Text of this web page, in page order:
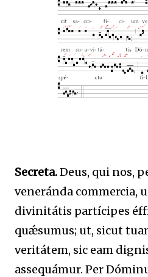
Secreta.Deus, qui nos,
veneránda commercia,
divinitátis partícipes
quǽsumus; ut, sicut
veritátem, sic eam
assequámur. Per